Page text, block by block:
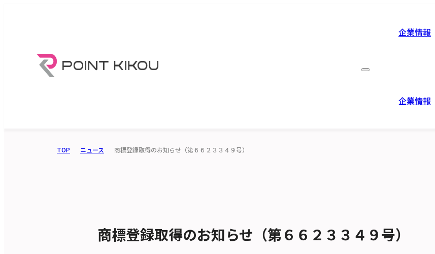
企業情報
役員紹介
企業情報
TOP ニュース 商標登録取得のお知らせ（第６６２３３４９号）
商標登録取得のお知らせ（第６６２３３４９号）